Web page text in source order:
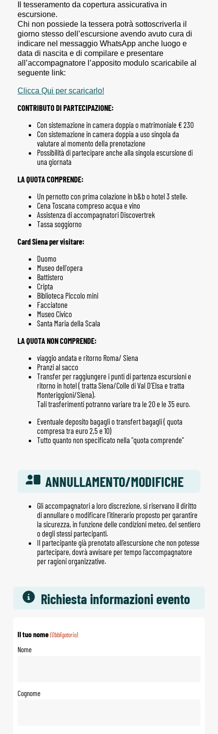
Il tesseramento da copertura assicurativa in
escursione.
Chi non possiede la tessera potrà sottoscriverla il
giorno stesso dell’escursione avendo avuto cura di
indicare nel messaggio WhatsApp anche luogo e
data di nascita e di compilare e presentare
all’accompagnatore l’apposito modulo scaricabile al
seguente link:
Clicca Qui per scaricarlo!
CONTRIBUTO DI PARTECIPAZIONE:
Con sistemazione in camera doppia o matrimoniale € 230
Con sistemazione in camera doppia a uso singola da
valutare al momento della prenotazione
Possibilità di partecipare anche alla singola escursione di
una giornata
LA QUOTA COMPRENDE:
Un pernotto con prima colazione in b&b o hotel 3 stelle.
Cena Toscana compreso acqua e vino
Assistenza di accompagnatori Discovertrek
Tassa soggiorno
Card Siena per visitare:
Duomo
Museo dell'opera
Battistero
Cripta
Biblioteca Piccolo mini
Facciatone
Museo Civico
Santa Maria della Scala
LA QUOTA NON COMPRENDE:
viaggio andata e ritorno Roma/ Siena
Pranzi al sacco
Transfer per raggiungere i punti di partenza escursioni e
ritorno in hotel ( tratta Siena/Colle di Val D'Elsa e tratta
Monteriggioni/Siena).
Tali trasferimenti potranno variare tra le 20 e le 35 euro.
Eventuale deposito bagagli o transfert bagagli ( quota
compresa tra euro 2,5 e 10)
Tutto quanto non specificato nella "quota comprende"
ANNULLAMENTO/MODIFICHE
Gli accompagnatori a loro discrezione, si riservano il diritto
di annullare o modificare l’itinerario proposto per garantire
la sicurezza, in funzione delle condizioni meteo, del sentiero
o degli stessi partecipanti.
Il partecipante già prenotato all’escursione che non potesse
partecipare, dovrà avvisare per tempo l’accompagnatore
per ragioni organizzative.
Richiesta informazioni evento
Il tuo nome (Obbligatorio)
Nome
Cognome